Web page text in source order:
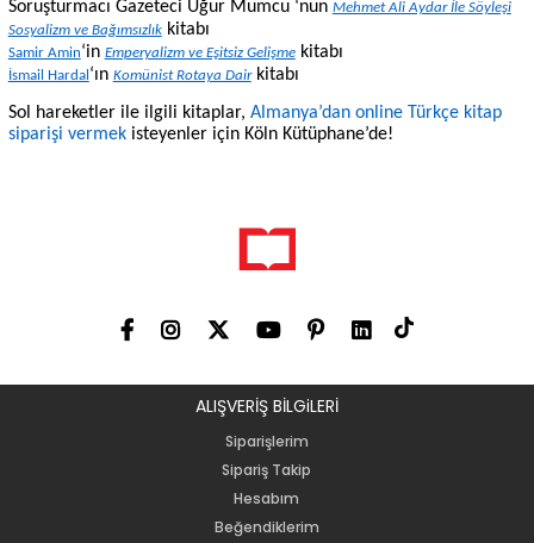
Soruşturmacı Gazeteci Uğur Mumcu ‘nun Mehmet Ali Aydar İle Söyleşi
Sosyalizm ve Bağımsızlıkkitabı
Samir Amin‘in Emperyalizm ve Eşitsiz Gelişmekitabı
İsmail Hardal ‘ın Komünist Rotaya Dairkitabı
Sol hareketler ile ilgili kitaplar, Almanya’dan online Türkçe kitap
siparişi vermekisteyenler için Köln Kütüphane’de!
ALIŞVERİŞ BİLGiLERİ
Siparişlerim
Sipariş Takip
Hesabım
Beğendiklerim